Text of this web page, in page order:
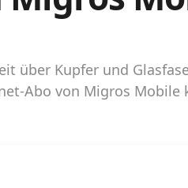
über Kupfer und
Abo von Migros Mobile